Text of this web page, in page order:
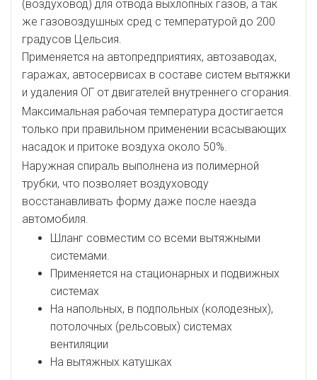
(воздуховод) для отвода выхлопных газов, а так
же газовоздушных сред с температурой до 200
градусов Цельсия.
Применяется на автопредприятиях, автозаводах,
гаражах, автосервисах в составе систем вытяжки
и удаления ОГ от двигателей внутреннего сгорания.
Максимальная рабочая температура достигается
только при правильном применении всасывающих
насадок и притоке воздуха около 50%.
Наружная спираль выполнена из полимерной
трубки, что позволяет воздуховоду
восстанавливать форму даже после наезда
автомобиля.
Шланг совместим со всеми вытяжными
системами.
Применяется на стационарных и подвижных
системах
На напольных, в подпольных (колодезных),
потолочных (рельсовых) системах
вентиляции
На вытяжных катушках